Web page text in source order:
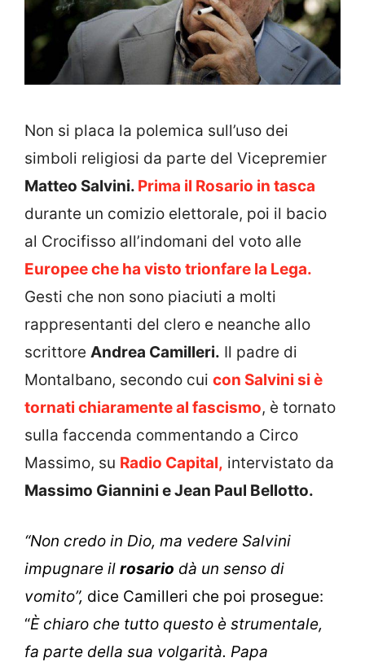
Non si placa la polemica sull’uso dei
simboli religiosi da parte del Vicepremier
Matteo Salvini. Prima il Rosario in tasca
durante un comizio elettorale, poi il bacio
al Crocifisso all’indomani del voto alle
Europee che ha visto trionfare la Lega.
Gesti che non sono piaciuti a molti
rappresentanti del clero e neanche allo
scrittore Andrea Camilleri. Il padre di
Montalbano, secondo cui con Salvini si è
tornati chiaramente al fascismo, è tornato
sulla faccenda commentando a Circo
Massimo, su Radio Capital, intervistato da
Massimo Giannini e Jean Paul Bellotto.
“Non credo in Dio, ma vedere Salvini
impugnare il rosario dà un senso di
vomito”, dice Camilleri che poi prosegue:
“È chiaro che tutto questo è strumentale,
fa parte della sua volgarità. Papa